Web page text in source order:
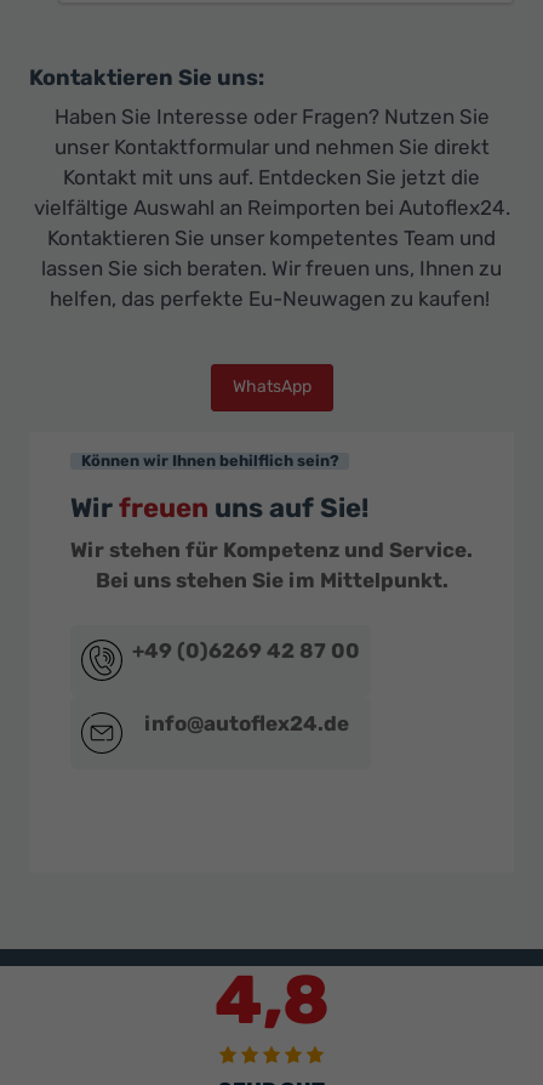
Kontaktieren Sie uns:
Haben Sie Interesse oder Fragen? Nutzen Sie
unser Kontaktformular und nehmen Sie direkt
Kontakt mit uns auf. Entdecken Sie jetzt die
vielfältige Auswahl an Reimporten bei Autoflex24.
Kontaktieren Sie unser kompetentes Team und
lassen Sie sich beraten. Wir freuen uns, Ihnen zu
helfen, das perfekte Eu-Neuwagen zu kaufen!
WhatsApp
Können wir Ihnen behilflich sein?
Wirfreuen uns auf Sie!
Wir stehen für Kompetenz und Service.
Bei uns stehen Sie im Mittelpunkt.
+49 (0)6269 42 87 00
info@autoflex24.de
4,8